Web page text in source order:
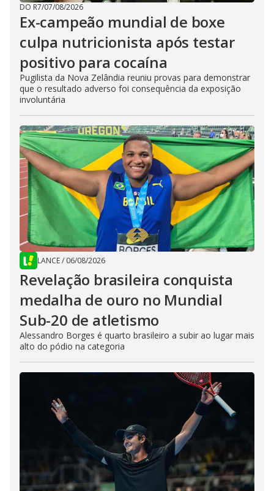
DO R7/07/08/2026
Ex-campeão mundial de boxe
culpa nutricionista após testar
positivo para cocaína
Pugilista da Nova Zelândia reuniu provas para demonstrar
que o resultado adverso foi consequência da exposição
involuntária
LANCE/ 06/08/2026
Revelação brasileira conquista
medalha de ouro no Mundial
Sub-20 de atletismo
Alessandro Borges é quarto brasileiro a subir ao lugar mais
alto do pódio na categoria